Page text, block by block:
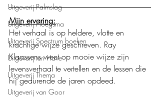
Uitgeverij Palmslag
Uitgeverij Ploegsma
Uitgeverij Spectrum boeken
Uitgeverij ten Have
Uitgeverij Thema
Uitgeverij van Goor
Mijn ervaring:
Het verhaal is op heldere, vlotte en
krachtige wijze geschreven. Ray
Klaassens weet op mooie wijze zijn
levensverhaal te vertellen en de lessen die
hij gedurende de jaren opdeed.